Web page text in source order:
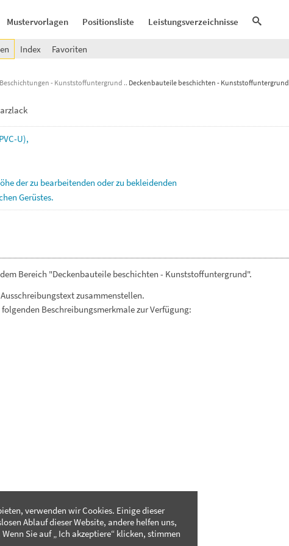
Mustervorlagen Positionsliste Leistungsverzeichnisse
Index Favoriten
Beschichtungen - Kunststoffuntergrund Deckenbauteile beschichten - Kunststoffuntergrund
U),
derzu bearbeitenden oderzu bekleidenden
Gerüstes.
Bereich "Deckenbauteile beschichten - Kunststoffuntergrund".
zusammenstellen.
Beschreibungsmerkmale zur Verfügung:
verwenden wir Cookies. Einige dieser
Ablauf dieser Website, andere helfen uns,
Sie auf „ Ich akzeptiere“ klicken, stimmen